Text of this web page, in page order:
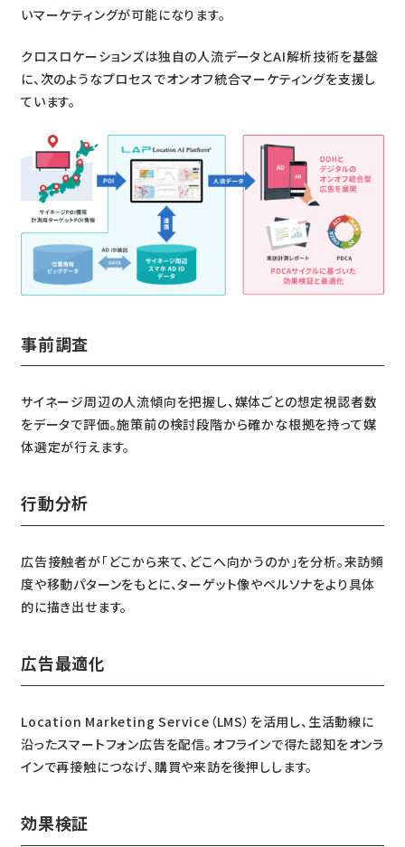
いマーケティングが可能になります。
クロスロケーションズは独自の人流データとAI解析技術を基盤
に、次のようなプロセスでオンオフ統合マーケティングを支援し
ています。
事前調査
サイネージ周辺の人流傾向を把握し、媒体ごとの想定視認者数
をデータで評価。施策前の検討段階から確かな根拠を持って媒
体選定が行えます。
行動分析
広告接触者が「どこから来て、どこへ向かうのか」を分析。来訪頻
度や移動パターンをもとに、ターゲット像やペルソナをより具体
的に描き出せます。
広告最適化
Location Marketing Service（LMS）を活用し、生活動線に
沿ったスマートフォン広告を配信。オフラインで得た認知をオンラ
インで再接触につなげ、購買や来訪を後押しします。
効果検証